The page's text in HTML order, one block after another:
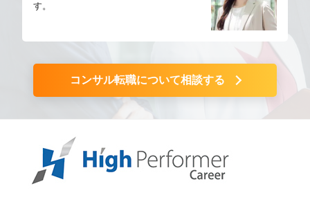
コンサル転職について相談する
す。